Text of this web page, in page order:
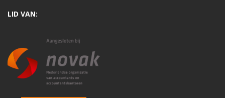
LID VAN: